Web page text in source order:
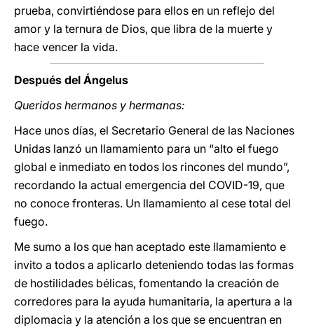
prueba, convirtiéndose para ellos en un reflejo del
amor y la ternura de Dios, que libra de la muerte y
hace vencer la vida.
Después del Ángelus
Queridos hermanos y hermanas:
Hace unos días, el Secretario General de las Naciones
Unidas lanzó un llamamiento para un “alto el fuego
global e inmediato en todos los rincones del mundo”,
recordando la actual emergencia del COVID-19, que
no conoce fronteras. Un llamamiento al cese total del
fuego.
Me sumo a los que han aceptado este llamamiento e
invito a todos a aplicarlo deteniendo todas las formas
de hostilidades bélicas, fomentando la creación de
corredores para la ayuda humanitaria, la apertura a la
diplomacia y la atención a los que se encuentran en